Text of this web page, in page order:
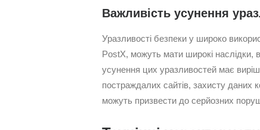
Важливість усунення
Уразливості безпеки у широко
PostX, можуть мати широкі наслідки,
усунення цих уразливостей має
постраждалих сайтів, захисту даних
можуть призвести до серйозних